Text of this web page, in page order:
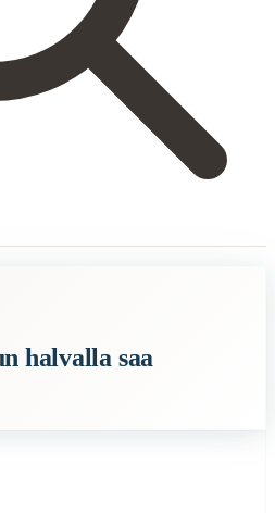
olleen Sulo Vilenin suusta 80-
halvalla saa